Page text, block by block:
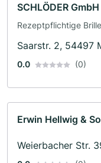
SCHLÖDER GmbH
Rezeptpflichtige
Saarstr. 2, 54497
0.0 (0)
Erwin Hellwig &
Weierbacher Str.